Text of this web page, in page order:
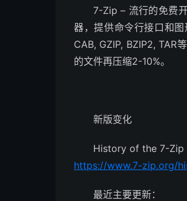
7-Zip – 流行的免费
器，提供命令行接口和
CAB, GZIP, BZIP2, TAR
的文件再压缩2-10%。
新版变化
History of the 7-Zip
https://www.7-zip.org/
最近主要更新：